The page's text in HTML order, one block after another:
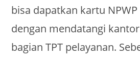
bisa dapatkan kartu
dengan mendatangi
bagian TPT pelayanan.